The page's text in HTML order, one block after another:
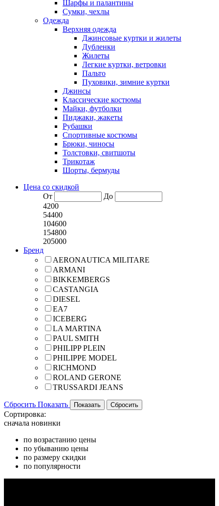
Шарфы и палантины
Сумки, чехлы
Одежда
Верхняя одежда
Джинсовые куртки и жилеты
Дубленки
Жилеты
Легкие куртки, ветровки
Пальто
Пуховики, зимние куртки
Джинсы
Классические костюмы
Майки, футболки
Пиджаки, жакеты
Рубашки
Спортивные костюмы
Брюки, чиносы
Толстовки, свитшоты
Трикотаж
Шорты, бермуды
Цена со скидкой
От
До
4200
54400
104600
154800
205000
Бренд
AERONAUTICA MILITARE
ARMANI
BIKKEMBERGS
CASTANGIA
DIESEL
EA7
ICEBERG
LA MARTINA
PAUL SMITH
PHILIPP PLEIN
PHILIPPE MODEL
RICHMOND
ROLAND GERONE
TRUSSARDI JEANS
Сбросить Показать
Сортировка:
сначала новинки
по возрастанию цены
по убыванию цены
по размеру скидки
по популярности